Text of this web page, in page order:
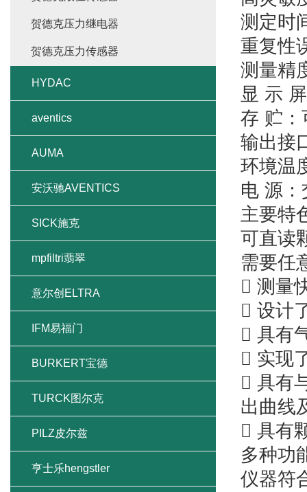
测定时
重复性
测量精
显 示
存 贮：
输出接
环境温
电 源
主要特
可直读
需要任
 测量
 设计
 具有
 实现
 具有
出曲线
 具有
多种功
仪器符
贺德克压力继电器
贺德克压力传感器
HYDAC
aventics
AUMA
安沃驰AVENTICS
SICK施克
mpfiltri翡翠
意尔创ELTRA
IFM易福门
BURKERT宝德
TURCK图尔克
PILZ皮尔兹
亨士乐hengstler